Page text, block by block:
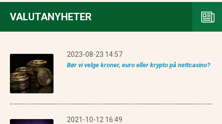
VALUTANYHETER
2023-08-23 14:57
Bør vi velge kroner, euro eller krypto på nettcasino?
2021-10-12 16:49